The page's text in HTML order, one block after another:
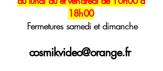
18h00
Fermetures samedi et dimanche
cosmikvideo@orange.fr